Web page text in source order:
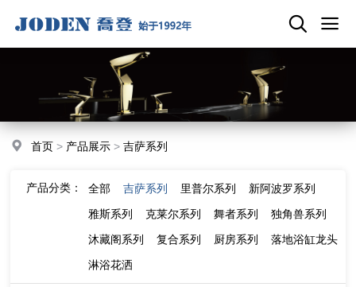
首页 > 产品展示 >吉萨系列
产品分类： 全部 吉萨系列 里普尔系列
新阿波罗系列
雅斯系列
克莱尔系列 舞者系列
独角兽系列
沐藏阁系列
复合系列 厨房系列
落地浴缸龙头
淋浴花洒